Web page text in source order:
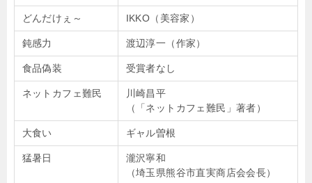
どんだけぇ～ IKKO（美容家）
鈍感力 渡辺淳一（作家）
食品偽装 受賞者なし
ネットカフェ難民
川崎昌平
（「ネットカフェ難民」著者）
大食い ギャル曽根
猛暑日
瀧沢寧和
（埼玉県熊谷市直実商店会会長）